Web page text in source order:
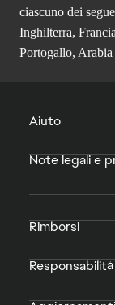
ciascuno dei
Inghilterra,
Portogallo,
Aiuto
Note legali e
Rimborsi